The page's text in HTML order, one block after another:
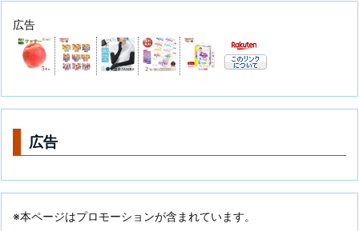
広告
広告
※本ページはプロモーションが含まれています。